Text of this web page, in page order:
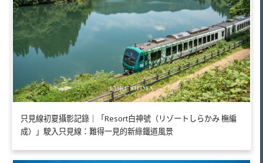
只見線初夏攝影記錄｜「Resort白神號（リゾートしらかみ 橅編
成）」駛入只見線：難得一見的新綠鐵道風景